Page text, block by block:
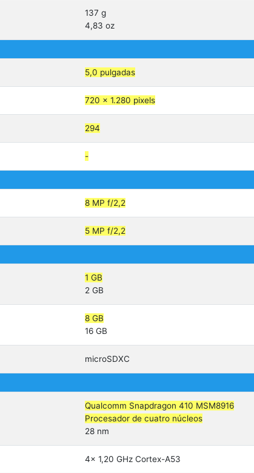
137 g
4,83 oz
5,0 pulgadas
720 x 1.280 pixels
294
-
8 MP f/2,2
5 MP f/2,2
1 GB
2 GB
8 GB
16 GB
microSDXC
Qualcomm Snapdragon 410 MSM8916
Procesador de cuatro núcleos
28 nm
4x 1,20 GHz Cortex-A53